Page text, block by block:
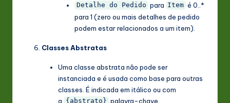
Detalhe do Pedido para Item é 0..*
para 1 (zero ou mais detalhes de pedido
podem estar relacionados a um item).
Classes Abstratas
Uma classe abstrata não pode ser
instanciada e é usada como base para outras
classes. É indicada em itálico ou com
a {abstrato} palavra-chave.